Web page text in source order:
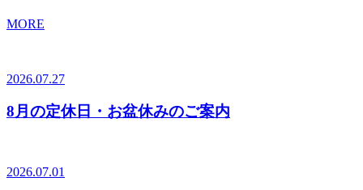
MORE
2026.07.27
8月の定休日・お盆休みのご案内
2026.07.01